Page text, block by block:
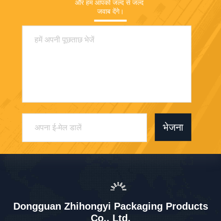
और हम आपको जल्द से जल्द
जवाब देंगे।
भेजना
Dongguan Zhihongyi Packaging Products
Co., Ltd.